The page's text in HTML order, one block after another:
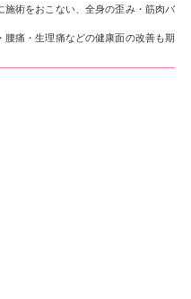
術をおこない、全身の歪み・筋肉バ
痛・生理痛などの健康面の改善も期